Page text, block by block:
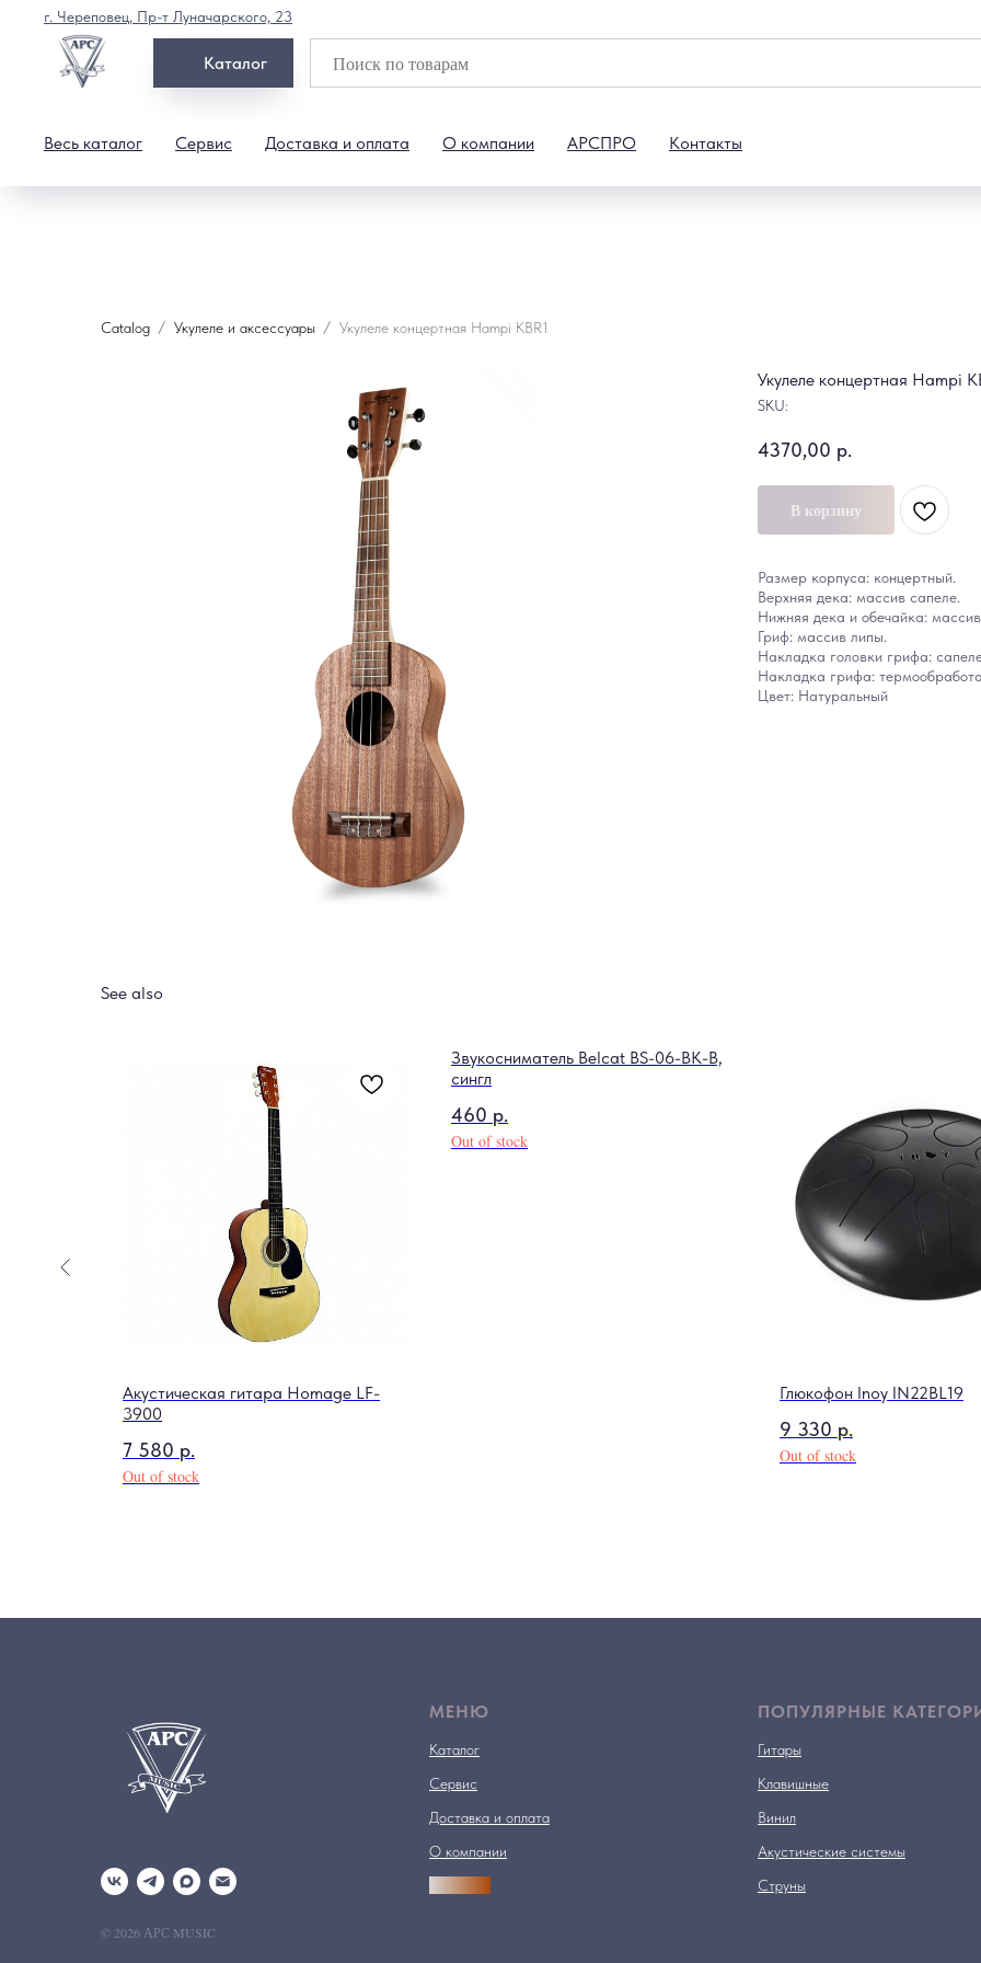
Каталог
Весь каталог Сервис Доставка и оплата О компании АРСПРО Контакты
г. Череповец, Пр-т Луначарского, 23
Catalog Укулеле и аксессуары Укулеле концертная Hampi KBR1
Укулеле концертная Hampi
SKU:
4370,00 р.
В корзину
Размер корпуса: концертный.
Верхняя дека: массив сапеле.
Нижняя дека и обечайка:
Гриф: массив липы.
Накладка головки грифа:
Накладка грифа:
Цвет: Натуральный
See also
Акустическая гитара Homage LF-
3900
7 580 р.
Out of stock
Звукосниматель Belcat BS-06-BK-B,
сингл
460 р.
Out of stock
Глюкофон Inoy IN22BL19
9 330 р.
Out of stock
© 2026 АРС MUSIC
МЕНЮ
Каталог
Сервис
Доставка и оплата
О компании
ПОПУЛЯРНЫЕ
Гитары
Клавишные
Винил
Акустические системы
Струны